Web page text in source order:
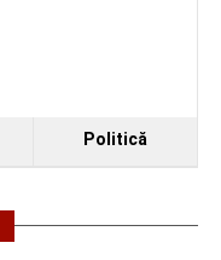
Politică